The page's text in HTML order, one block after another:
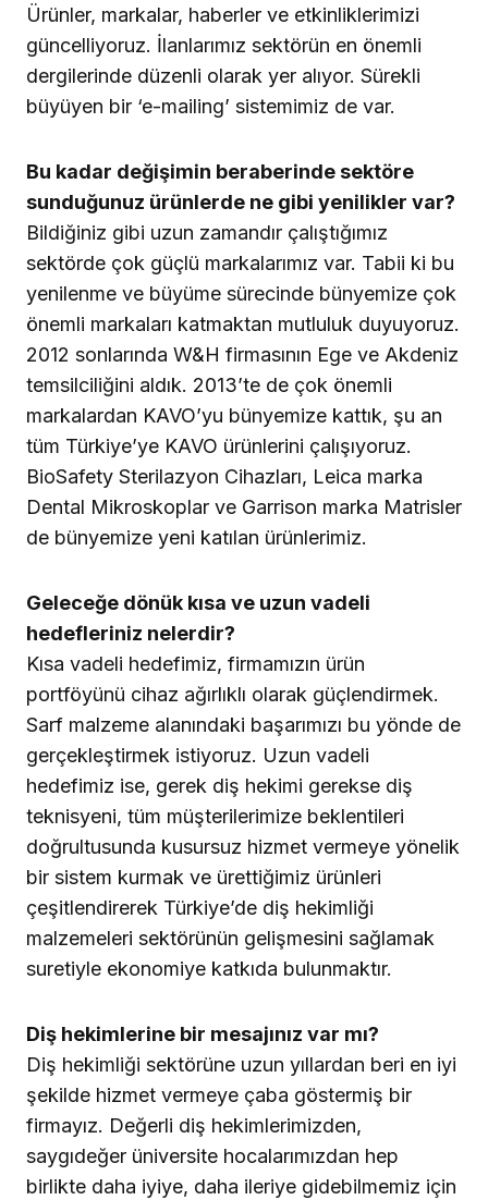
Ürünler, markalar, haberler ve etkinliklerimizi
güncelliyoruz. İlanlarımız sektörün en önemli
dergilerinde düzenli olarak yer alıyor. Sürekli
büyüyen bir ‘e-mailing’ sistemimiz de var.
Bu kadar değişimin beraberinde sektöre
sunduğunuz ürünlerde ne gibi yenilikler var?
Bildiğiniz gibi uzun zamandır çalıştığımız
sektörde çok güçlü markalarımız var. Tabii ki bu
yenilenme ve büyüme sürecinde bünyemize çok
önemli markaları katmaktan mutluluk duyuyoruz.
2012 sonlarında W&H firmasının Ege ve Akdeniz
temsilciliğini aldık. 2013’te de çok önemli
markalardan KAVO’yu bünyemize kattık, şu an
tüm Türkiye’ye KAVO ürünlerini çalışıyoruz.
BioSafety Sterilazyon Cihazları, Leica marka
Dental Mikroskoplar ve Garrison marka Matrisler
de bünyemize yeni katılan ürünlerimiz.
Geleceğe dönük kısa ve uzun vadeli
hedefleriniz nelerdir?
Kısa vadeli hedefimiz, firmamızın ürün
portföyünü cihaz ağırlıklı olarak güçlendirmek.
Sarf malzeme alanındaki başarımızı bu yönde de
gerçekleştirmek istiyoruz. Uzun vadeli
hedefimiz ise, gerek diş hekimi gerekse diş
teknisyeni, tüm müşterilerimize beklentileri
doğrultusunda kusursuz hizmet vermeye yönelik
bir sistem kurmak ve ürettiğimiz ürünleri
çeşitlendirerek Türkiye’de diş hekimliği
malzemeleri sektörünün gelişmesini sağlamak
suretiyle ekonomiye katkıda bulunmaktır.
Diş hekimlerine bir mesajınız var mı?
Diş hekimliği sektörüne uzun yıllardan beri en iyi
şekilde hizmet vermeye çaba göstermiş bir
firmayız. Değerli diş hekimlerimizden,
saygıdeğer üniversite hocalarımızdan hep
birlikte daha iyiye, daha ileriye gidebilmemiz için